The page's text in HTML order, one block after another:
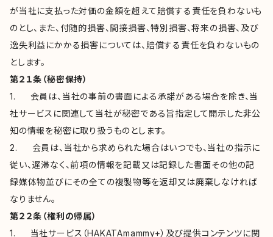
が当社に支払った対価の金額を超えて賠償する責任を負わないも
のとし、また、付随的損害、間接損害、特別損害、将来の損害、及び
逸失利益にかかる損害については、賠償する責任を負わないもの
とします。
第２１条（秘密保持）
1. 会員は、当社の事前の書面による承諾がある場合を除き、当
社サービスに関連して当社が秘密である旨指定して開示した非公
知の情報を秘密に取り扱うものとします。
2. 会員は、当社から求められた場合はいつでも、当社の指示に
従い、遅滞なく、前項の情報を記載又は記録した書面その他の記
録媒体物並びにその全ての複製物等を返却又は廃棄しなければ
なりません。
第２２条（権利の帰属）
1. 当社サービス（HAKATAmammy+）及び提供コンテンツに関